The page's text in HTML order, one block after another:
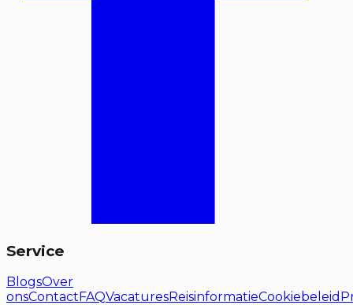
Service
BlogsOver
onsContact FAQVacaturesReisinformatieCookiebeleid